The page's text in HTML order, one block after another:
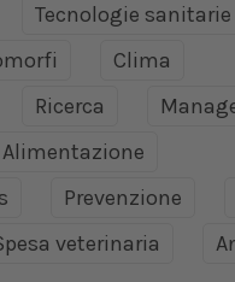
Tecnologie sanitarie
Clima
Ricerca
Alimentazione
Prevenzione
veterinaria